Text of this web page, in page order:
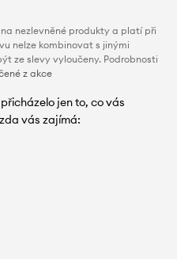
nezlevněné produkty a platí při
nelze kombinovat s jinými
ze slevy vyloučeny. Podrobnosti
z akce
jen to, co vás
vás zajímá: